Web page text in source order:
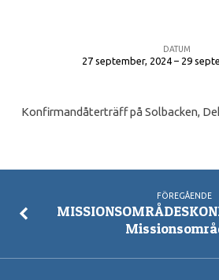
–
DATUM
27 september, 2024 – 29
Konfirmandåterträff på Solbacken,
FÖREGÅENDE